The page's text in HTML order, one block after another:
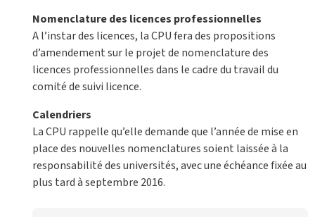
Nomenclature des licences professionnelles
A l’instar des licences, la CPU fera des propositions
d’amendement sur le projet de nomenclature des
licences professionnelles dans le cadre du travail du
comité de suivi licence.
Calendriers
La CPU rappelle qu’elle demande que l’année de mise en
place des nouvelles nomenclatures soient laissée à la
responsabilité des universités, avec une échéance fixée au
plus tard à septembre 2016.